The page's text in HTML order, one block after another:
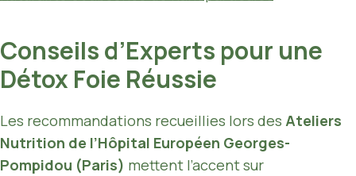
Conseils d’Experts pour une
Détox Foie Réussie
Les recommandations recueillies lors des Ateliers
Nutrition de l’Hôpital Européen Georges-
Pompidou (Paris) mettent l’accent sur